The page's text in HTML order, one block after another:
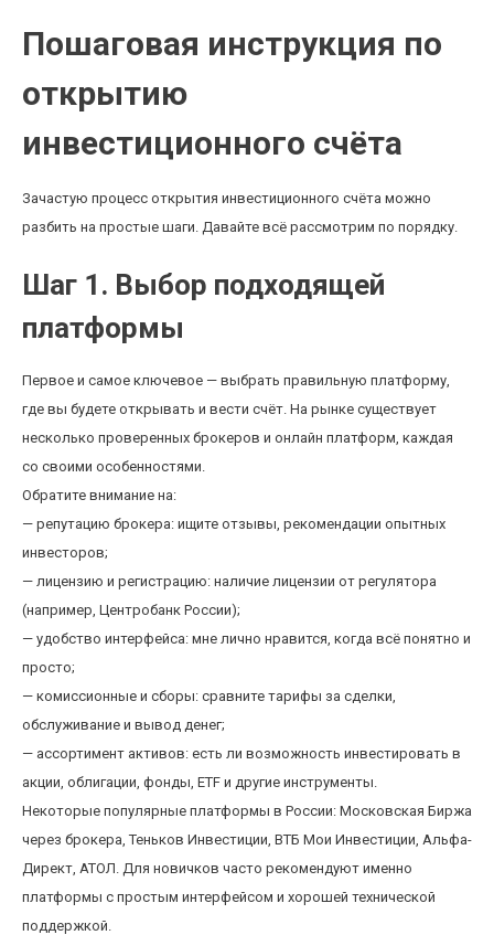
Пошаговая инструкция по
открытию
инвестиционного счёта
Зачастую процесс открытия инвестиционного счёта можно
разбить на простые шаги. Давайте всё рассмотрим по порядку.
Шаг 1. Выбор подходящей
платформы
Первое и самое ключевое — выбрать правильную платформу,
где вы будете открывать и вести счёт. На рынке существует
несколько проверенных брокеров и онлайн платформ, каждая
со своими особенностями.
Обратите внимание на:
— репутацию брокера: ищите отзывы, рекомендации опытных
инвесторов;
— лицензию и регистрацию: наличие лицензии от регулятора
(например, Центробанк России);
— удобство интерфейса: мне лично нравится, когда всё понятно и
просто;
— комиссионные и сборы: сравните тарифы за сделки,
обслуживание и вывод денег;
— ассортимент активов: есть ли возможность инвестировать в
акции, облигации, фонды, ETF и другие инструменты.
Некоторые популярные платформы в России: Московская Биржа
через брокера, Теньков Инвестиции, ВТБ Мои Инвестиции, Альфа-
Директ, АТОЛ. Для новичков часто рекомендуют именно
платформы с простым интерфейсом и хорошей технической
поддержкой.